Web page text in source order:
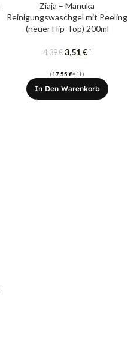
Ziaja – Manuka
Reinigungswaschgel mit Peeling
(neuer Flip-Top) 200ml
4,39€ 3,51€ *
(17,55 €=1L)
In Den Warenkorb